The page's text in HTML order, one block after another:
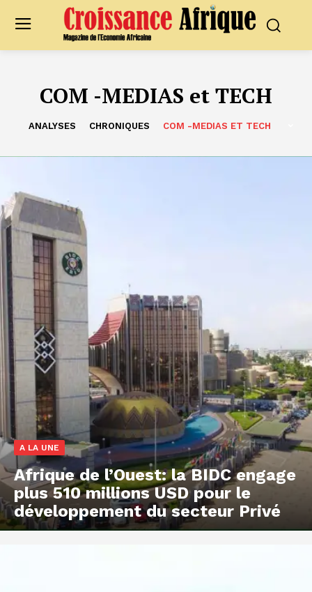
COM -MEDIAS et TECH
ANALYSES CHRONIQUES COM -MEDIAS ET TECH
A LA UNE
Afrique de l’Ouest: la BIDC engage
plus 510 millions USD pour le
développement du secteur Privé